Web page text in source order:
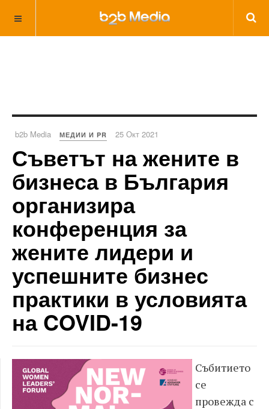
b2b Media МЕДИИ И PR 25 Окт 2021
Съветът на жените в
бизнеса в България
организира
конференция за
жените лидери и
успешните бизнес
практики в условията
на COVID-19
Събитието
се
провежда с